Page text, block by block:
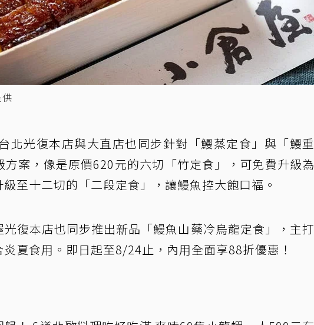
北光復本店與大直店也同步針對「鰻蒸定食」與「鰻重
案，像是原價620元的六切「竹定食」，可免費升級為
至十二切的「二段定食」，讓鰻魚控大飽口福。
復本店也同步推出新品「鰻魚山藥冷烏龍定食」，主打
夏食用。即日起至8/24止，內用全面享88折優惠！